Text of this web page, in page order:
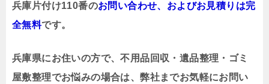
兵庫片付け110番のお問い合わせ、およびお見積りは完
全無料です。
兵庫県にお住いの方で、不用品回収・遺品整理・ゴミ
屋敷整理でお悩みの場合は、弊社までお気軽にお問い